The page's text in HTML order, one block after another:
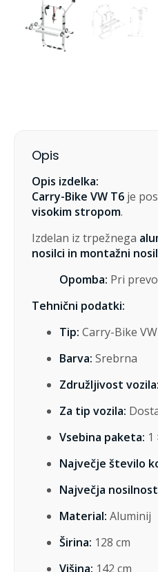
Opis
Opis izdelka:
Carry-Bike VW T6 je
visokim stropom.
Izdelan iz trpežnega
nosilci in montažni
Opomba: Pri
Tehnični podatki:
Tip: Carry-Bike
Barva: Srebrna
Združljivost vozila:
Za tip vozila:
Vsebina paketa: 1
Največje število
Največja
Material: Aluminij
Širina: 128 cm
Višina: 142 cm